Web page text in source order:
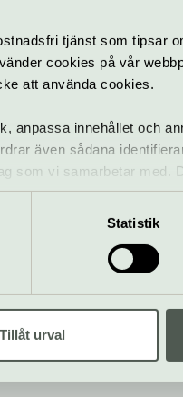
tjänst som tipsar
cookies på vår
att använda cookies.
anpassa innehållet och
även sådana
som vi samarbetar med.
eller som de har
Statistik
Tillåt urval
15 augusti
Tara Clerkin Trio